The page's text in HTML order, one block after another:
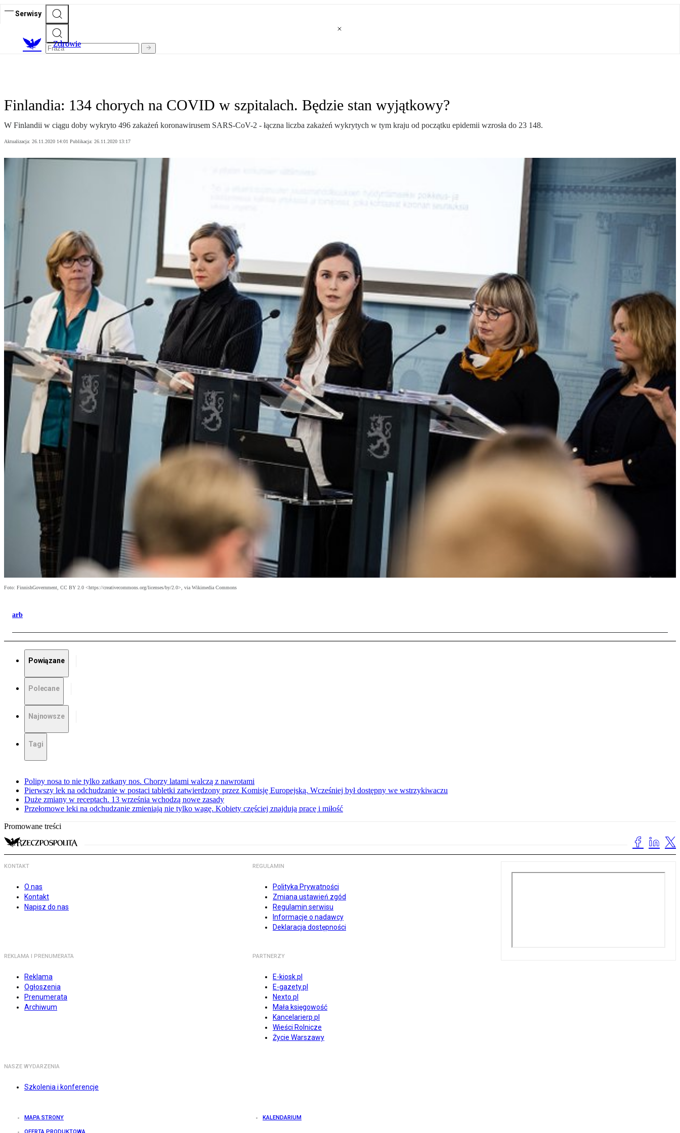
Serwisy
Zdrowie
Finlandia: 134 chorych na COVID w szpitalach. Będzie stan wyjątkowy?
W Finlandii w ciągu doby wykryto 496 zakażeń koronawirusem SARS-CoV-2 - łączna liczba zakażeń wykrytych w tym kraju od początku epidemii wzrosła do 23 148.
Aktualizacja: 26.11.2020 14:01 Publikacja: 26.11.2020 13:17
Foto: FinnishGovernment, CC BY 2.0 <https://creativecommons.org/licenses/by/2.0>, via Wikimedia Commons
arb
Powiązane
Polecane
Najnowsze
Tagi
Polipy nosa to nie tylko zatkany nos. Chorzy latami walczą z nawrotami
Pierwszy lek na odchudzanie w postaci tabletki zatwierdzony przez Komisję Europejską. Wcześniej był dostępny we wstrzykiwaczu
Duże zmiany w receptach. 13 września wchodzą nowe zasady
Przełomowe leki na odchudzanie zmieniają nie tylko wagę. Kobiety częściej znajdują pracę i miłość
Promowane treści
KONTAKT
O nas
Kontakt
Napisz do nas
REGULAMIN
Polityka Prywatności
Zmiana ustawień zgód
Regulamin serwisu
Informacje o nadawcy
Deklaracja dostępności
REKLAMA I PRENUMERATA
Reklama
Ogłoszenia
Prenumerata
Archiwum
PARTNERZY
E-kiosk.pl
E-gazety.pl
Nexto.pl
Mała księgowość
Kancelarierp.pl
Wieści Rolnicze
Życie Warszawy
NASZE WYDARZENIA
Szkolenia i konferencje
MAPA STRONY KALENDARIUM